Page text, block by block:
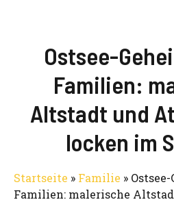
Ostsee-
Familien:
Altstadt und
locken im
Startseite » Familie »
Familien: malerische